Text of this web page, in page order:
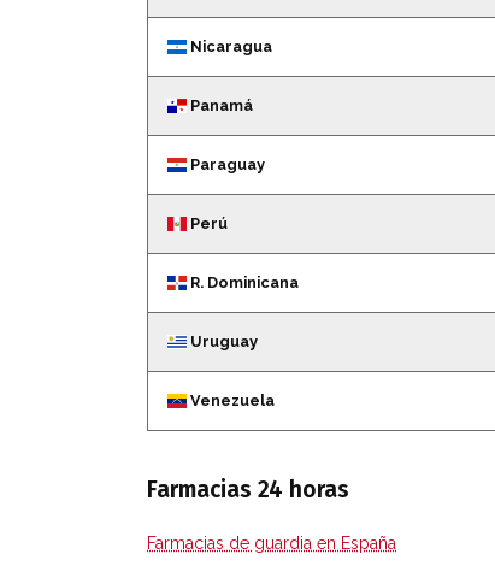
Nicaragua
Panamá
Paraguay
Perú
R. Dominicana
Uruguay
Venezuela
Farmacias 24 horas
Farmacias de guardia en España